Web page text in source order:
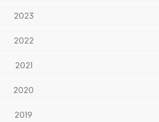
2023
2022
2021
2020
2019